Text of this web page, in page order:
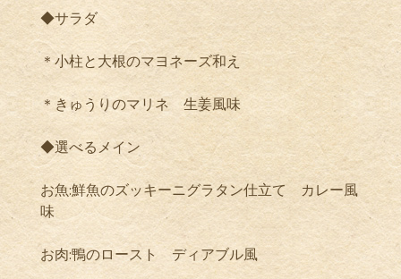
◆サラダ
＊小柱と大根のマヨネーズ和え
＊きゅうりのマリネ 生姜風味
◆選べるメイン
お魚:鮮魚のズッキーニグラタン仕立て カレー風
味
お肉:鴨のロースト ディアブル風